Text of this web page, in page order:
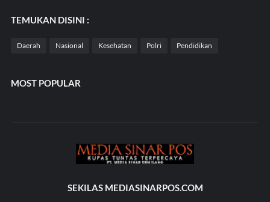
TEMUKAN DISINI :
Daerah Nasional Kesehatan Polri Pendidikan
MOST POPULAR
SEKILAS MEDIASINARPOS.COM